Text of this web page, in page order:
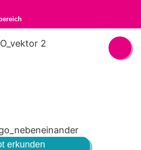
erkunden